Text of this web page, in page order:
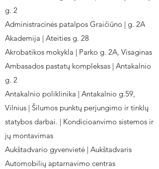
g. 2
Administracinės patalpos Graičiūno | g. 2A
Akademija | Ateities g. 28
Akrobatikos mokykla | Parko g. 2A, Visaginas
Ambasados pastatų kompleksas | Antakalnio
g. 2
Antakalnio poliklinika | Antakalnio g.59,
Vilnius | Šilumos punktų perjungimo ir tinklų
statybos darbai. | Kondicioanvimo sistemos ir
jų montavimas
Aukštadvario gyvenvietė | Aukštadvaris
Automobilių aptarnavimo centras